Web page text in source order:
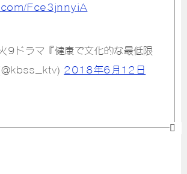
Fce3jnnyiA
9ドラマ『健康で文化的な最低限
2018年6月12日